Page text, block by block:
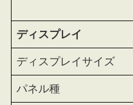
ディスプレイ
ディスプレイサイズ
パネル種